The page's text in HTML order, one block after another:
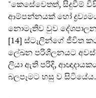
"කෙසේවෙතත්, සිදුවීම්
ආම්පන්නයක් හෝ
නොමැතිව වුව
[14] ස්ටැලින්ගේ ජීවිත
ලේඛන පරිශීලනයට
ලියා ඇති පරිදි,
බලපෑමට හසු ව